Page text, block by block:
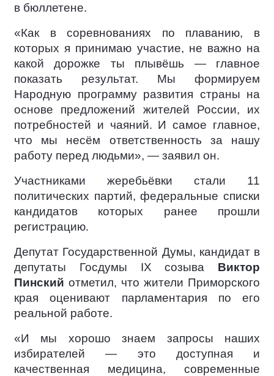
в бюллетене.
«Как в соревнованиях по плаванию, в
которых я принимаю участие, не важно на
какой дорожке ты плывёшь — главное
показать результат. Мы формируем
Народную программу развития страны на
основе предложений жителей России, их
потребностей и чаяний. И самое главное,
что мы несём ответственность за нашу
работу перед людьми», — заявил он.
Участниками жеребьёвки стали 11
политических партий, федеральные списки
кандидатов которых ранее прошли
регистрацию.
Депутат Государственной Думы, кандидат в
депутаты Госдумы IX созыва Виктор
Пинский отметил, что жители Приморского
края оценивают парламентария по его
реальной работе.
«И мы хорошо знаем запросы наших
избирателей — это доступная и
качественная медицина, современные